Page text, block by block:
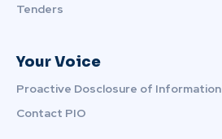
Tenders
Your Voice
Proactive Dosclosure of Information
Contact PIO